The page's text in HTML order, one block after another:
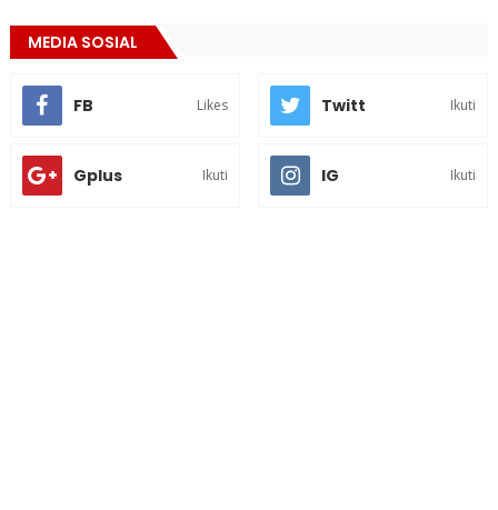
MEDIA SOSIAL
FB Likes Twitt Ikuti
Gplus Ikuti IG Ikuti